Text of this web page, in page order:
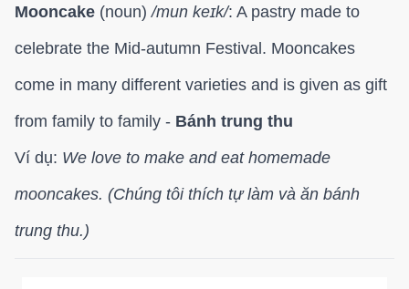
Mooncake (noun) /mun keɪk/: A pastry made to
celebrate the Mid-autumn Festival. Mooncakes
come in many different varieties and is given as gift
from family to family - Bánh trung thu
Ví dụ: We love to make and eat homemade
mooncakes. (Chúng tôi thích tự làm và ăn bánh
trung thu.)